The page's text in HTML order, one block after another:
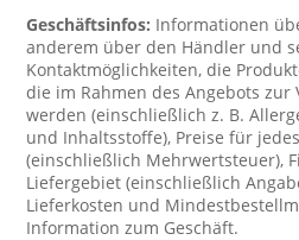
Geschäftsinfos: Informationen
anderem über den Händler und
Kontaktmöglichkeiten, die
die im Rahmen des Angebots zur
werden (einschließlich z. B.
und Inhaltsstoffe), Preise für
(einschließlich Mehrwertsteuer),
Liefergebiet (einschließlich
Lieferkosten und
Information zum Geschäft.